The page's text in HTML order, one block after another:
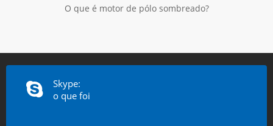
O que é motor de pólo sombreado?
Skype:
o que foi